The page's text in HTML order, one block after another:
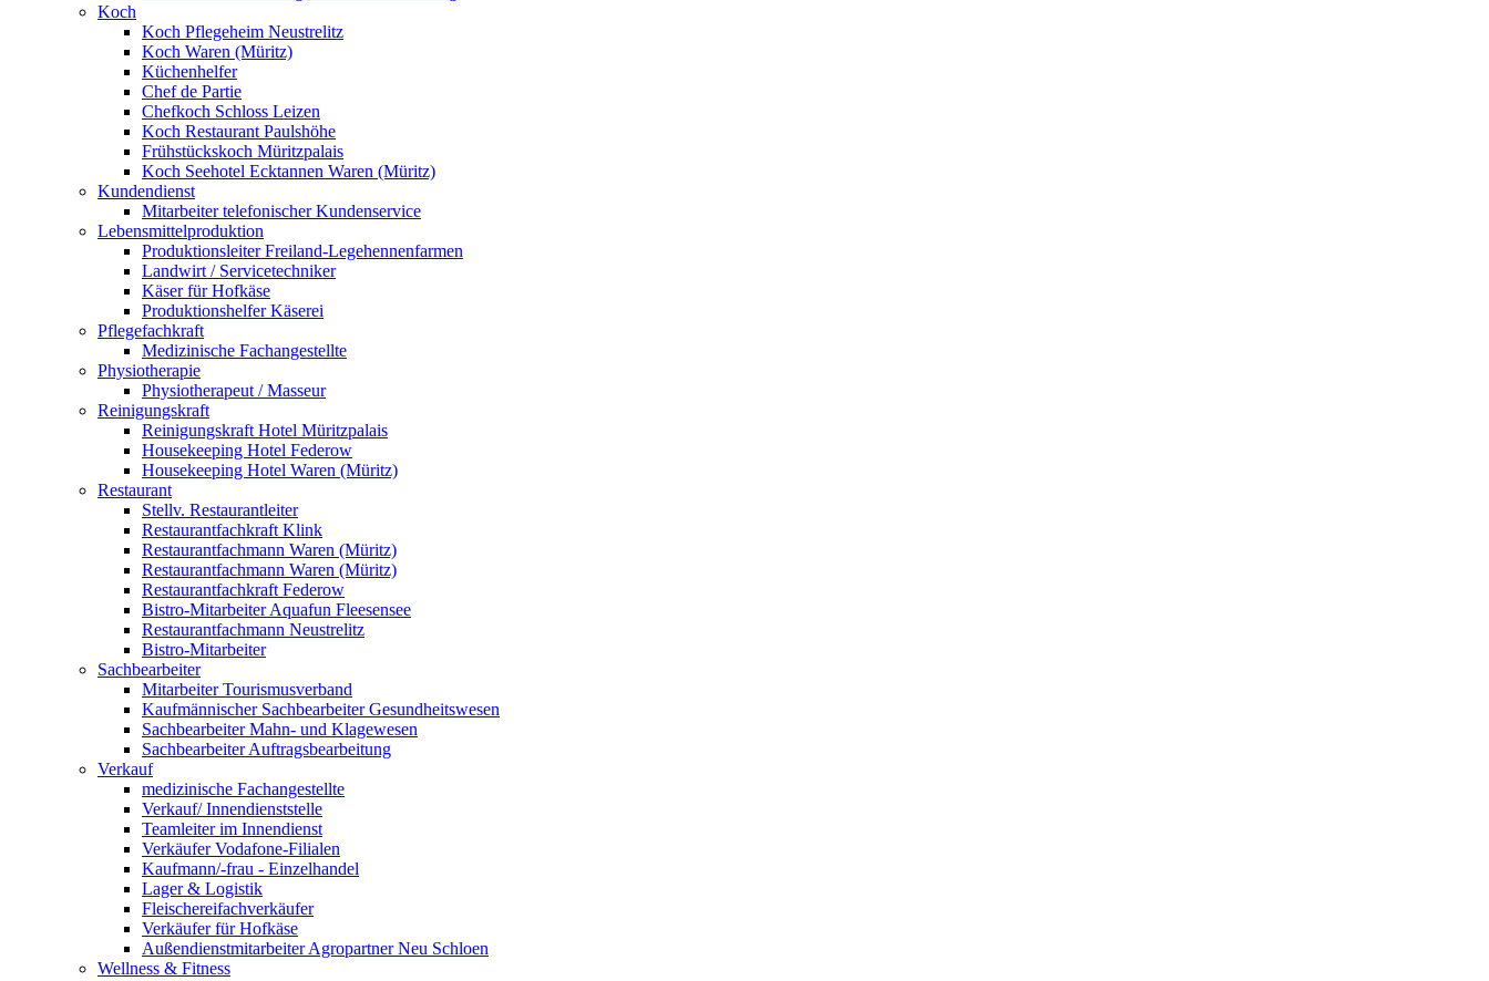
Koch
Koch Pflegeheim Neustrelitz
Koch Waren (Müritz)
Küchenhelfer
Chef de Partie
Chefkoch Schloss Leizen
Koch Restaurant Paulshöhe
Frühstückskoch Müritzpalais
Koch Seehotel Ecktannen Waren (Müritz)
Kundendienst
Mitarbeiter telefonischer Kundenservice
Lebensmittelproduktion
Produktionsleiter Freiland-Legehennenfarmen
Landwirt / Servicetechniker
Käser für Hofkäse
Produktionshelfer Käserei
Pflegefachkraft
Medizinische Fachangestellte
Physiotherapie
Physiotherapeut / Masseur
Reinigungskraft
Reinigungskraft Hotel Müritzpalais
Housekeeping Hotel Federow
Housekeeping Hotel Waren (Müritz)
Restaurant
Stellv. Restaurantleiter
Restaurantfachkraft Klink
Restaurantfachmann Waren (Müritz)
Restaurantfachmann Waren (Müritz)
Restaurantfachkraft Federow
Bistro-Mitarbeiter Aquafun Fleesensee
Restaurantfachmann Neustrelitz
Bistro-Mitarbeiter
Sachbearbeiter
Mitarbeiter Tourismusverband
Kaufmännischer Sachbearbeiter Gesundheitswesen
Sachbearbeiter Mahn- und Klagewesen
Sachbearbeiter Auftragsbearbeitung
Verkauf
medizinische Fachangestellte
Verkauf/ Innendienststelle
Teamleiter im Innendienst
Verkäufer Vodafone-Filialen
Kaufmann/-frau - Einzelhandel
Lager & Logistik
Fleischereifachverkäufer
Verkäufer für Hofkäse
Außendienstmitarbeiter Agropartner Neu Schloen
Wellness & Fitness